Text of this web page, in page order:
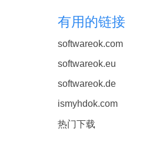
有用的链接
softwareok.com
softwareok.eu
softwareok.de
ismyhdok.com
热门下载